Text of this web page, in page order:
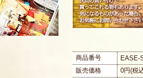
商品番号
EASE-
販売価格
0円(税